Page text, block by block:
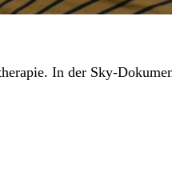
In der Sky-